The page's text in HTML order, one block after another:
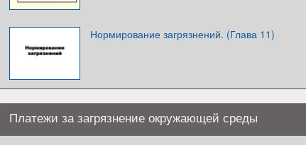
Нормирование загрязнений. (Глава 11)
Платежи за загрязнение окружающей среды